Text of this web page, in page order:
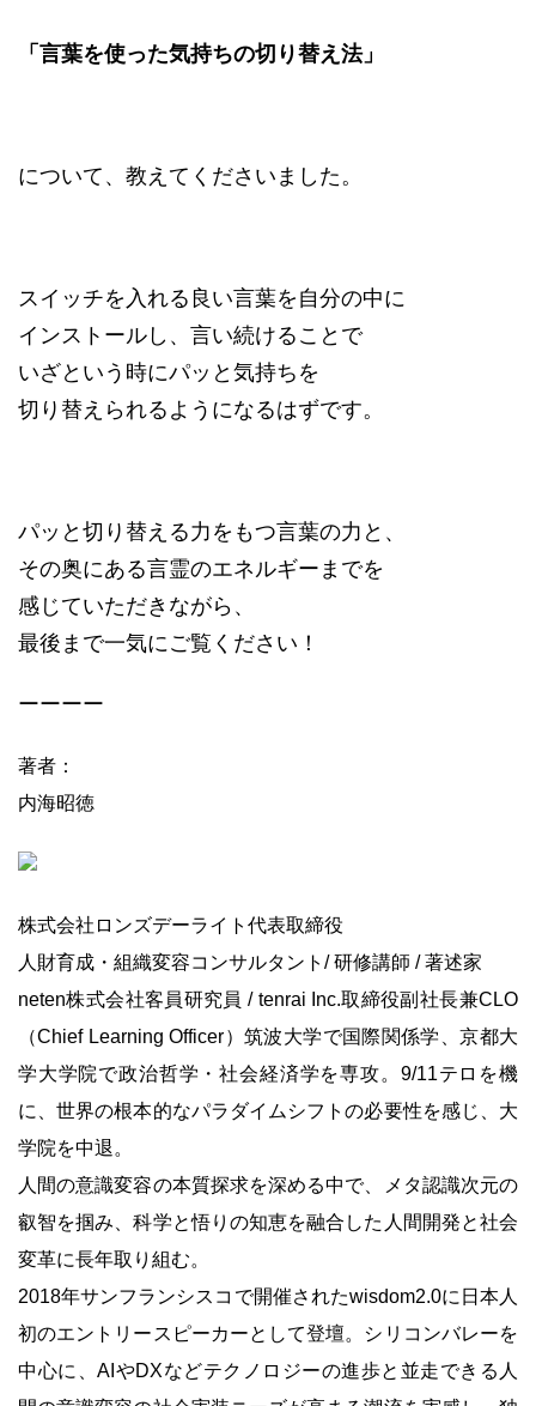
「言葉を使った気持ちの切り替え法」
について、教えてくださいました。
スイッチを入れる良い言葉を自分の中に
インストールし、言い続けることで
いざという時にパッと気持ちを
切り替えられるようになるはずです。
パッと切り替える力をもつ言葉の力と、
その奥にある言霊のエネルギーまでを
感じていただきながら、
最後まで一気にご覧ください！
ーーーー
著者：
内海昭徳
株式会社ロンズデーライト代表取締役
人財育成・組織変容コンサルタント/ 研修講師 / 著述家
neten株式会社客員研究員 / tenrai Inc.取締役副社長兼CLO
（Chief Learning Officer） 筑波大学で国際関係学、京都大
学大学院で政治哲学・社会経済学を専攻。9/11テロを機
に、世界の根本的なパラダイムシフトの必要性を感じ、大
学院を中退。
人間の意識変容の本質探求を深める中で、メタ認識次元の
叡智を掴み、科学と悟りの知恵を融合した人間開発と社会
変革に長年取り組む。
2018年サンフランシスコで開催されたwisdom2.0に日本人
初のエントリースピーカーとして登壇。シリコンバレーを
中心に、AIやDXなどテクノロジーの進歩と並走できる人